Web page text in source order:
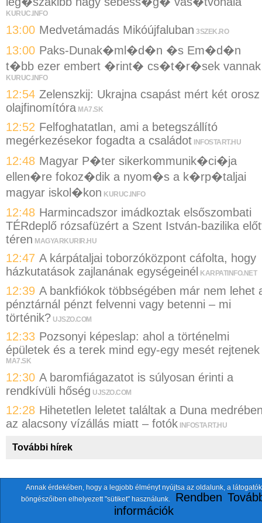
KURUC.INFO
13:00 Medvetámadás Mikóújfaluban 3SZEK.RO
13:00 Paks-Dunak�ml�d�n �s Em�d�n
t�bb ezer embert �rint� cs�t�r�sek vannak
KURUC.INFO
12:54 Zelenszkij: Ukrajna csapást mért két orosz
olajfinomítóra MA7.SK
12:52 Felfoghatatlan, ami a betegszállító
megérkezésekor fogadta a családot INFOSTART.HU
12:48 Magyar P�ter sikerkommunik�ci�ja
ellen�re fokoz�dik a nyom�s a k�rp�taljai
magyar iskol�kon KURUC.INFO
12:48 Harmincadszor imádkoztak elsőszombati
TÉRdeplő rózsafüzért a Szent István-bazilika
téren MAGYARKURIR.HU
12:47 A kárpátaljai toborzóközpont cáfolta, hogy
házkutatások zajlanának egységeinél
KARPATINFO.NET
12:39 A bankfiókok többségében már nem lehet
pénztárnál pénzt felvenni vagy betenni – mi
történik? UJSZO.COM
12:33 Pozsonyi képeslap: ahol a történelmi
épületek és a terek mind egy-egy mesét rejtenek
MA7.SK
12:30 A baromfiágazatot is súlyosan érinti a
rendkívüli hőség UJSZO.COM
12:28 Hihetetlen leletet találtak a Duna
az alacsony vízállás miatt – fotók INFOSTART.HU
További hírek
A fentiekkel együtt összesen118 oldaltszemlézünk.
© 2026 Nemzeti.net - E-mail:ten.itezmen@itezmen
Annak érdekében, hogy a legjobb élményt nyújtsa az oldalunk, a látogatók
böngészőiben elhelyezett "sütiket" használunk.
Rendben
információk